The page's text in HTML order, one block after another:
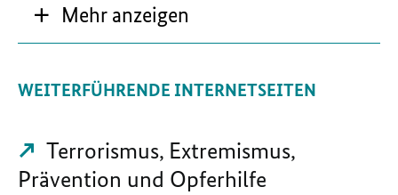
Mehr anzeigen
WEITERFÜHRENDE INTERNETSEITEN
Terrorismus, Extremismus,
Prävention und Opferhilfe